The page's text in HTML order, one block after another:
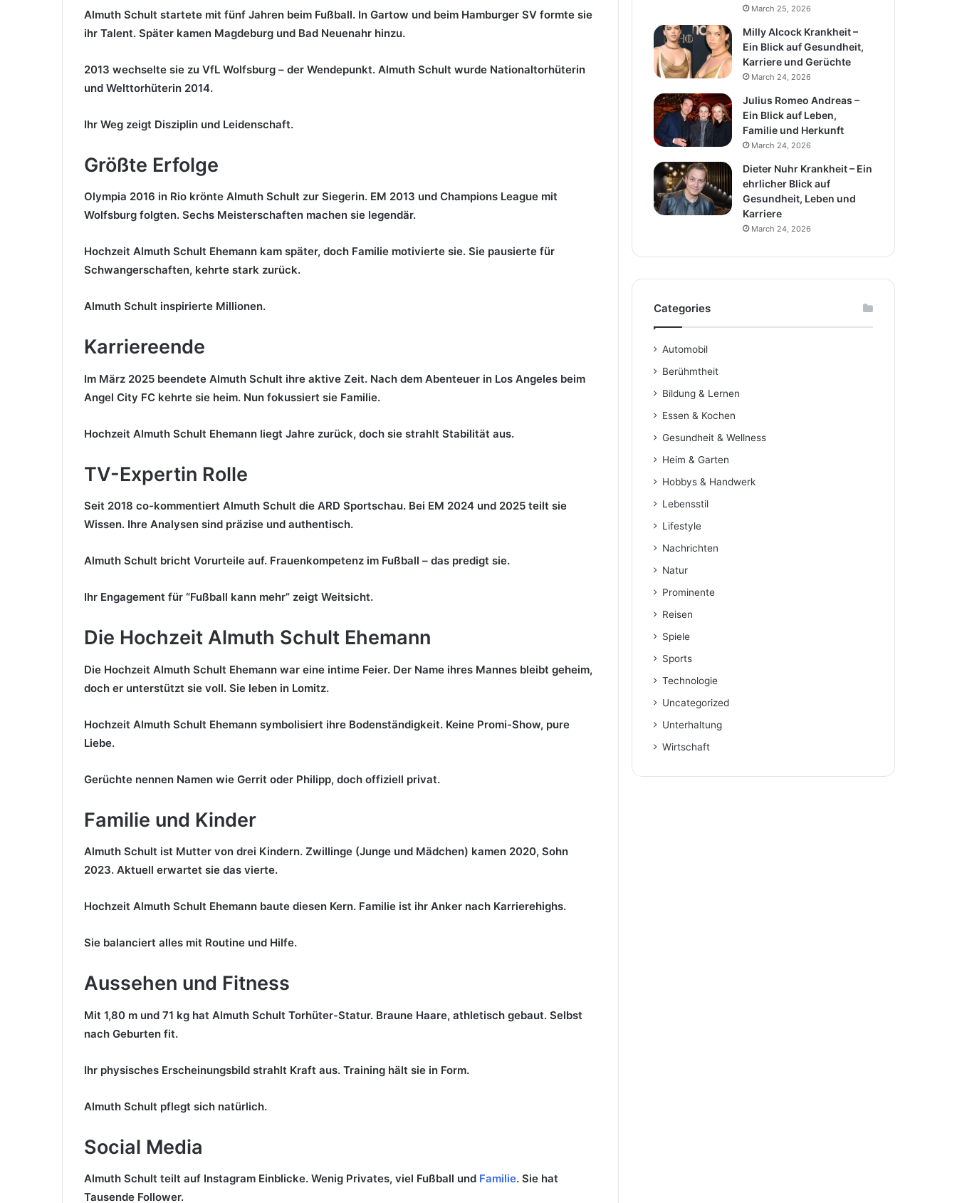
Almuth Schult startete mit fünf Jahren beim Fußball. In Gartow und beim Hamburger SV formte sie
ihr Talent. Später kamen Magdeburg und Bad Neuenahr hinzu.
2013 wechselte sie zu VfL Wolfsburg – der Wendepunkt. Almuth Schult wurde Nationaltorhüterin
und Welttorhüterin 2014.
Ihr Weg zeigt Disziplin und Leidenschaft.
Größte Erfolge
Olympia 2016 in Rio krönte Almuth Schult zur Siegerin. EM 2013 und Champions League mit
Wolfsburg folgten. Sechs Meisterschaften machen sie legendär.
Hochzeit Almuth Schult Ehemann kam später, doch Familie motivierte sie. Sie pausierte für
Schwangerschaften, kehrte stark zurück.
Almuth Schult inspirierte Millionen.
Karriereende
Im März 2025 beendete Almuth Schult ihre aktive Zeit. Nach dem Abenteuer in Los Angeles beim
Angel City FC kehrte sie heim. Nun fokussiert sie Familie.
Hochzeit Almuth Schult Ehemann liegt Jahre zurück, doch sie strahlt Stabilität aus.
TV-Expertin Rolle
Seit 2018 co-kommentiert Almuth Schult die ARD Sportschau. Bei EM 2024 und 2025 teilt sie
Wissen. Ihre Analysen sind präzise und authentisch.
Almuth Schult bricht Vorurteile auf. Frauenkompetenz im Fußball – das predigt sie.
Ihr Engagement für “Fußball kann mehr” zeigt Weitsicht.
Die Hochzeit Almuth Schult Ehemann
Die Hochzeit Almuth Schult Ehemann war eine intime Feier. Der Name ihres Mannes bleibt geheim,
doch er unterstützt sie voll. Sie leben in Lomitz.
Hochzeit Almuth Schult Ehemann symbolisiert ihre Bodenständigkeit. Keine Promi-Show, pure
Liebe.
Gerüchte nennen Namen wie Gerrit oder Philipp, doch offiziell privat.
Familie und Kinder
Almuth Schult ist Mutter von drei Kindern. Zwillinge (Junge und Mädchen) kamen 2020, Sohn
2023. Aktuell erwartet sie das vierte.
Hochzeit Almuth Schult Ehemann baute diesen Kern. Familie ist ihr Anker nach Karrierehighs.
Sie balanciert alles mit Routine und Hilfe.
Aussehen und Fitness
Mit 1,80 m und 71 kg hat Almuth Schult Torhüter-Statur. Braune Haare, athletisch gebaut. Selbst
nach Geburten fit.
Ihr physisches Erscheinungsbild strahlt Kraft aus. Training hält sie in Form.
Almuth Schult pflegt sich natürlich.
Social Media
Almuth Schult teilt auf Instagram Einblicke. Wenig Privates, viel Fußball und Familie. Sie hat
Tausende Follower.
March 25, 2026
Milly Alcock Krankheit –
Ein Blick auf Gesundheit,
Karriere und Gerüchte
March 24, 2026
Julius Romeo Andreas –
Ein Blick auf Leben,
Familie und Herkunft
March 24, 2026
Dieter Nuhr Krankheit – Ein
ehrlicher Blick auf
Gesundheit, Leben und
Karriere
March 24, 2026
Categories
Automobil
Berühmtheit
Bildung & Lernen
Essen & Kochen
Gesundheit & Wellness
Heim & Garten
Hobbys & Handwerk
Lebensstil
Lifestyle
Nachrichten
Natur
Prominente
Reisen
Spiele
Sports
Technologie
Uncategorized
Unterhaltung
Wirtschaft